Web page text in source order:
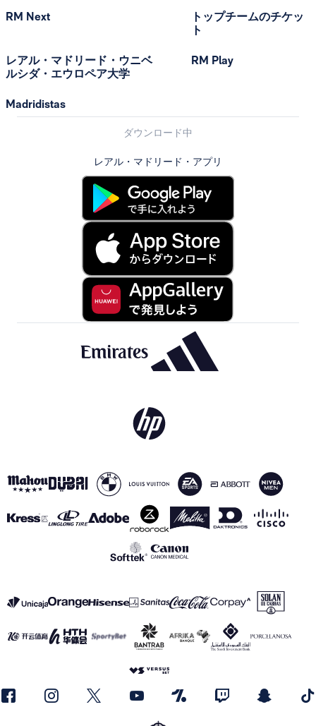
RM Next
レアル・マドリード・ウニベ
ルシダ・エウロペア大学
Madridistas
トップチームのチケッ
ト
RM Play
ダウンロード中
レアル・マドリード・アプリ